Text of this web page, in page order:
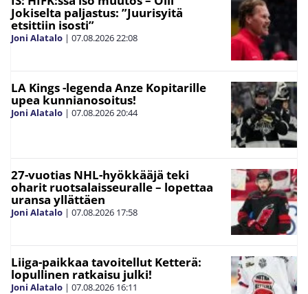
Jokiselta paljastus: ”Juurisyitä
etsittiin isosti”
Joni Alatalo | 07.08.202622:08
LA Kings -legenda Anze Kopitarille
upea kunnianosoitus!
Joni Alatalo | 07.08.202620:44
27-vuotias NHL-hyökkääjä teki
oharit ruotsalaisseuralle – lopettaa
uransa yllättäen
Joni Alatalo | 07.08.2026 17:58
Liiga-paikkaa tavoitellut Ketterä:
lopullinen ratkaisu julki!
Joni Alatalo | 07.08.2026 16:11